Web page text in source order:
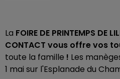
La FOIRE DE PRINTEMPS DE
CONTACT vous offre vos
toute la famille ! Les
1 mai sur l'Esplanade du